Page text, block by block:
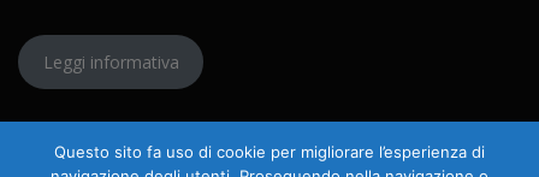
Leggi informativa
Questo sito fa uso di cookie per migliorare l’esperienza di